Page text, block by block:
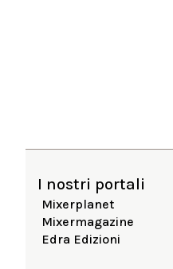
I nostri portali
Mixerplanet
Mixermagazine
Edra Edizioni